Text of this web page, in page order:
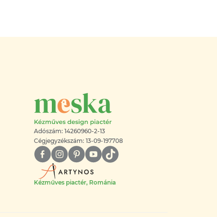
Adószám: 14260960-2-13
Cégjegyzékszám: 13-09-197708
Kézműves piactér, Románia